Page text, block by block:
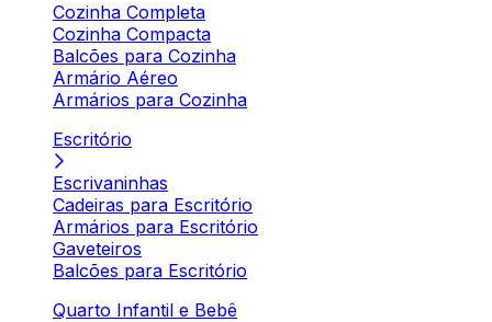
Cozinha Completa
Cozinha Compacta
Balcões para Cozinha
Armário Aéreo
Armários para Cozinha
Escritório
Escrivaninhas
Cadeiras para Escritório
Armários para Escritório
Gaveteiros
Balcões para Escritório
Quarto Infantil e Bebê